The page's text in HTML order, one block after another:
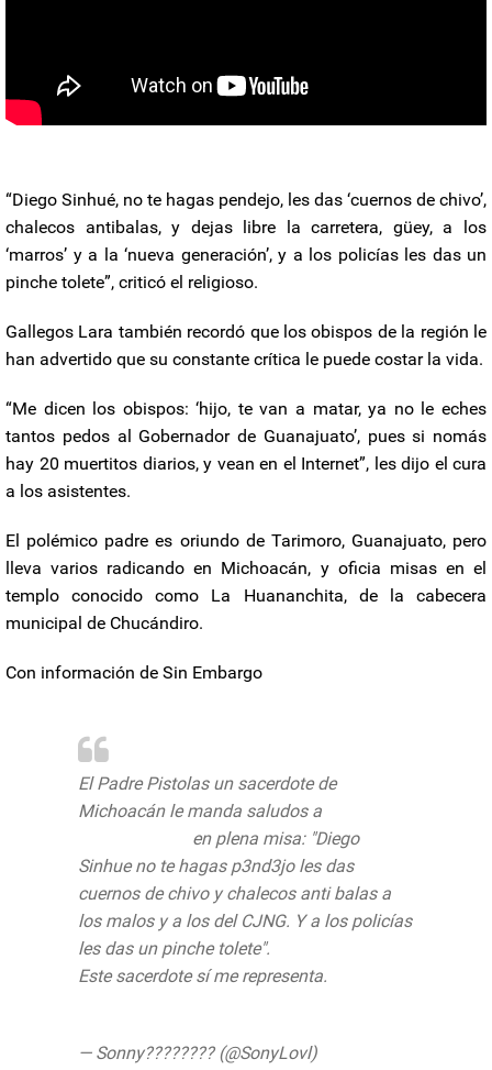
“Diego Sinhué, no te hagas pendejo, les das ‘cuernos de chivo’,
chalecos antibalas, y dejas libre la carretera, güey, a los
‘marros’ y a la ‘nueva generación’, y a los policías les das un
pinche tolete”, criticó el religioso.
Gallegos Lara también recordó que los obispos de la región le
han advertido que su constante crítica le puede costar la vida.
“Me dicen los obispos: ‘hijo, te van a matar, ya no le eches
tantos pedos al Gobernador de Guanajuato’, pues si nomás
hay 20 muertitos diarios, y vean en el Internet”, les dijo el cura
a los asistentes.
El polémico padre es oriundo de Tarimoro, Guanajuato, pero
lleva varios radicando en Michoacán, y oficia misas en el
templo conocido como La Huananchita, de la cabecera
municipal de Chucándiro.
Con información de Sin Embargo
El Padre Pistolas un sacerdote de
Michoacán le manda saludos a
en plena misa: "Diego
Sinhue no te hagas p3nd3jo les das
cuernos de chivo y chalecos anti balas a
los malos y a los del CJNG. Y a los policías
les das un pinche tolete".
Este sacerdote sí me representa.
— Sonny???????? (@SonyLovl)